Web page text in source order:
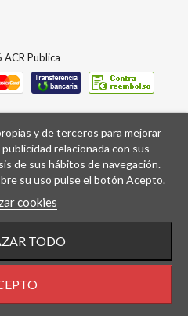
y de terceros para mejorar
relacionada con sus
de sus hábitos de navegación.
su uso pulse el botón Acepto.
cookies
TODO
Publica